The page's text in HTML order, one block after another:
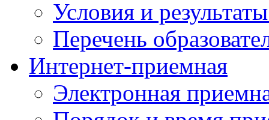
Условия и
Перечень
Интернет-приемная
Электронная